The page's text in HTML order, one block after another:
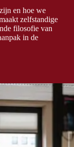
en hoe we
zelfstandige
filosofie van
in de